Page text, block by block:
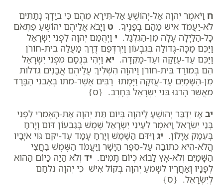
ח וַיֹּאמֶר יְהוָה אֶל-יְהוֹשֻׁעַ אַל-תִּירָא מֵהֶם כִּי בְיָדְךָ נְתַתִּים
לֹא-יַעֲמֹד אִישׁ מֵהֶם בְּפָנֶיךָ. ט וַיָּבֹא אֲלֵיהֶם יְהוֹשֻׁעַ פִּתְאֹם
כָּל-הַלַּיְלָה עָלָה מִן-הַגִּלְגָּל. י וַיְהֻמֵּם יְהוָה לִפְנֵי יִשְׂרָאֵל
וַיַּכֵּם מַכָּה-גְדוֹלָה בְּגִבְעוֹן וַיִּרְדְּפֵם דֶּרֶךְ מַעֲלֵה בֵית-חוֹרֹן
וַיַּכֵּם עַד-עֲזֵקָה וְעַד-מַקֵּדָה. יא וַיְהִי בְּנֻסָם מִפְּנֵי יִשְׂרָאֵל
הֵם בְּמוֹרַד בֵּית-חוֹרֹן וַיהוָה הִשְׁלִיךְ עֲלֵיהֶם אֲבָנִים גְּדֹלוֹת
מִן-הַשָּׁמַיִם עַד-עֲזֵקָה וַיָּמֻתוּ רַבִּים אֲשֶׁר-מֵתוּ בְּאַבְנֵי הַבָּרָד
מֵאֲשֶׁר הָרְגוּ בְּנֵי יִשְׂרָאֵל בֶּחָרֶב. {ס}
יב אָז יְדַבֵּר יְהוֹשֻׁעַ לַיהוָה בְּיוֹם תֵּת יְהוָה אֶת-הָאֱמֹרִי לִפְנֵי
בְּנֵי יִשְׂרָאֵל וַיֹּאמֶר לְעֵינֵי יִשְׂרָאֵל שֶׁמֶשׁ בְּגִבְעוֹן דּוֹם וְיָרֵחַ
בְּעֵמֶק אַיָּלוֹן. יג וַיִּדֹּם הַשֶּׁמֶשׁ וְיָרֵחַ עָמָד עַד-יִקֹּם גּוֹי אֹיְבָיו
הֲלֹא-הִיא כְתוּבָה עַל-סֵפֶר הַיָּשָׁר וַיַּעֲמֹד הַשֶּׁמֶשׁ בַּחֲצִי
הַשָּׁמַיִם וְלֹא-אָץ לָבוֹא כְּיוֹם תָּמִים. יד וְלֹא הָיָה כַּיּוֹם הַהוּא
לְפָנָיו וְאַחֲרָיו לִשְׁמֹעַ יְהוָה בְּקוֹל אִישׁ כִּי יְהוָה נִלְחָם
לְיִשְׂרָאֵל. {ס}